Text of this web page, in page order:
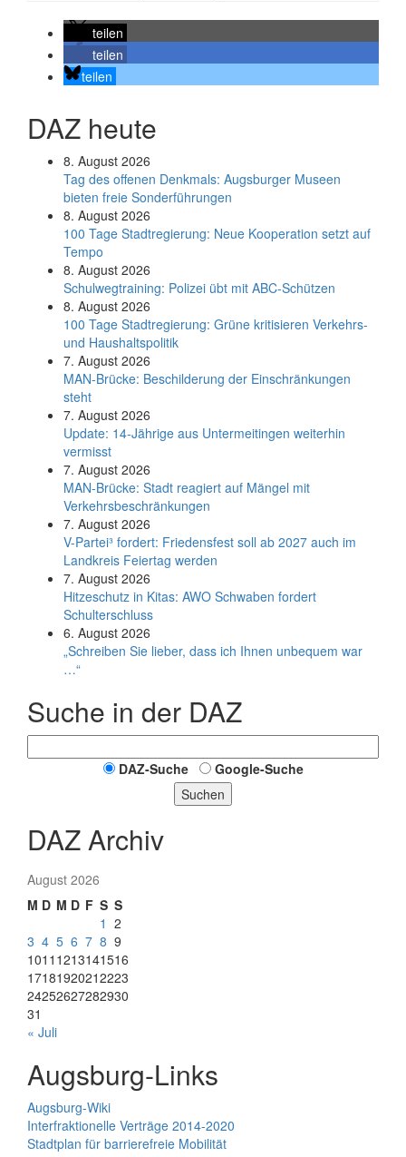
teilen
teilen
teilen
DAZ heute
8. August 2026
Tag des offenen Denkmals: Augsburger Museen
bieten freie Sonderführungen
8. August 2026
100 Tage Stadtregierung: Neue Kooperation setzt auf
Tempo
8. August 2026
Schul­weg­trai­ning: Poli­zei übt mit ABC-Schüt­zen
8. August 2026
100 Tage Stadtregierung: Grüne kritisieren Verkehrs-
und Haushaltspolitik
7. August 2026
MAN-Brücke: Beschilderung der Einschränkungen
steht
7. August 2026
Update: 14-Jährige aus Untermeitingen weiterhin
vermisst
7. August 2026
MAN-Brücke: Stadt reagiert auf Mängel mit
Verkehrsbeschränkungen
7. August 2026
V-Partei­³ fordert: Friedens­fest soll ab 2027 auch im
Land­kreis Feier­tag werden
7. August 2026
Hitzeschutz in Kitas: AWO Schwaben fordert
Schulterschluss
6. August 2026
„Schreiben Sie lieber, dass ich Ihnen unbequem war
…“
Suche in der DAZ
DAZ-Suche
Google-Suche
Suchen
DAZ Archiv
August 2026
M D M D F S S
1 2
3 4 5 6 7 8 9
1011 1213141516
17181920212223
24252627282930
31
« Juli
Augsburg-Links
Augsburg-Wiki
Interfraktionelle Verträge 2014-2020
Stadtplan für barrierefreie Mobilität